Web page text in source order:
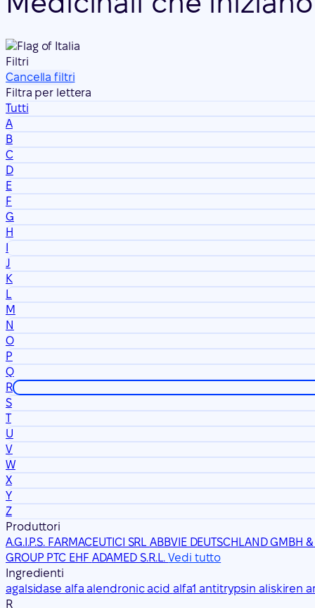
Filtri
Cancella filtri
Filtra per lettera
Tutti
A
B
C
D
E
F
G
H
I
J
K
L
M
N
O
P
Q
R
S
T
U
V
W
X
Y
Z
Produttori
A.G.I.P.S. FARMACEUTICI SRLABBVIE DEUTSCHLAND GMBH
GROUP PTC EHF ADAMED S.R.L.Vedi tutto
Ingredienti
agalsidase alfaalendronic acid alfa1 antitrypsinaliskiren
R